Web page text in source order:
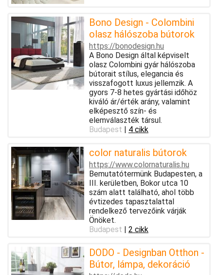
Bono Design - Colombini
olasz hálószoba bútorok
https://bonodesign.hu
A Bono Design által képviselt
olasz Colombini gyár hálószoba
bútorait stílus, elegancia és
visszafogott luxus jellemzik. A
gyors 7-8 hetes gyártási időhöz
kiváló ár/érték arány, valamint
elképesztő szín- és
elemválaszték társul.
Budapest | 4 cikk
color naturalis bútorok
https://www.colornaturalis.hu
Bemutatótermünk Budapesten, a
III. kerületben, Bokor utca 10
szám alatt található, ahol több
évtizedes tapasztalattal
rendelkező tervezőink várják
Önöket.
Budapest | 2 cikk
DODO - Designban Otthon -
Bútor, lámpa, dekoráció